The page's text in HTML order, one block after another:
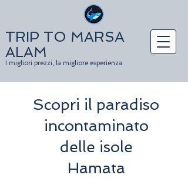
TRIP TO MARSA
ALAM
I migliori prezzi, la migliore esperienza
Scopri il paradiso
incontaminato
delle isole
Hamata